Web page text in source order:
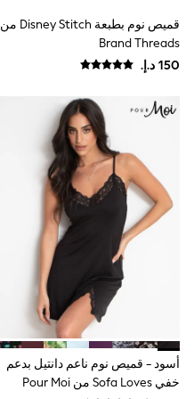
Occasionwear
Shirts
Linen Collection
Polo Shirts
Trousers & Chinos
Jeans
Sandals
Shorts
Swimwear
Hats & Caps
Vests
Sunglasses
Beach Towels
Bags
Travel Bags
Luggage
Angel & Rocket
B by Ted Baker
Baker by Ted Baker
Boden
Lipsy
Love & Roses
قميص نوم بطبعة Disney Stitch من
Brand Threads
أسود - قميص نوم ناعم دانتيل بدعم
خفي Sofa Loves من Pour Moi